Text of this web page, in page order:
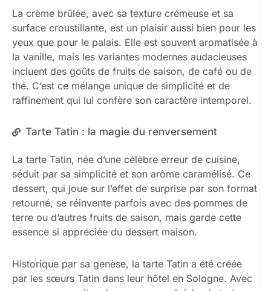
La crème brûlée, avec sa texture crémeuse et sa
surface croustillante, est un plaisir aussi bien pour les
yeux que pour le palais. Elle est souvent aromatisée à
la vanille, mais les variantes modernes audacieuses
incluent des goûts de fruits de saison, de café ou de
thé. C’est ce mélange unique de simplicité et de
raffinement qui lui confère son caractère intemporel.
Tarte Tatin : la magie du renversement
La tarte Tatin, née d’une célèbre erreur de cuisine,
séduit par sa simplicité et son arôme caramélisé. Ce
dessert, qui joue sur l’effet de surprise par son format
retourné, se réinvente parfois avec des pommes de
terre ou d’autres fruits de saison, mais garde cette
essence si appréciée du dessert maison.
Historique par sa genèse, la tarte Tatin a été créée
par les sœurs Tatin dans leur hôtel en Sologne. Avec